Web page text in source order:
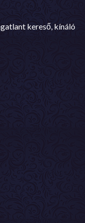
kereső, kínáló